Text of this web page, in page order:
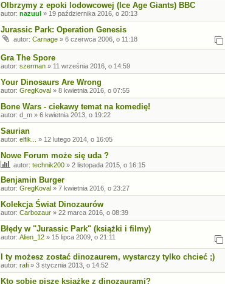
Olbrzymy z epoki lodowcowej (Ice Age Giants) BBC
autor: nazuul » 19 października 2016, o 20:13
Jurassic Park: Operation Genesis
autor: Carnage » 6 czerwca 2006, o 11:18
Gra The Spore
autor: szerman » 11 września 2016, o 14:59
Your Dinosaurs Are Wrong
autor: GregKoval » 8 kwietnia 2016, o 07:55
Bone Wars - ciekawy temat na komedię!
autor: d_m » 6 kwietnia 2013, o 19:22
Saurian
autor: elfik... » 12 lutego 2014, o 16:05
Nowe Forum może się uda ?
autor: technik200 » 2 listopada 2015, o 16:15
Benjamin Burger
autor: GregKoval » 7 kwietnia 2016, o 23:27
Kolekcja Świat Dinozaurów
autor: Carbozaur » 22 marca 2016, o 08:39
Błędy w "Jurassic Park" (książki i filmy)
autor: Alien_12 » 15 lipca 2009, o 21:11
I ty możesz zostać dinozaurem, wystarczy tylko chcieć ;)
autor: rafi » 3 stycznia 2013, o 14:52
Kto sobie pisze książkę z dinozaurami?